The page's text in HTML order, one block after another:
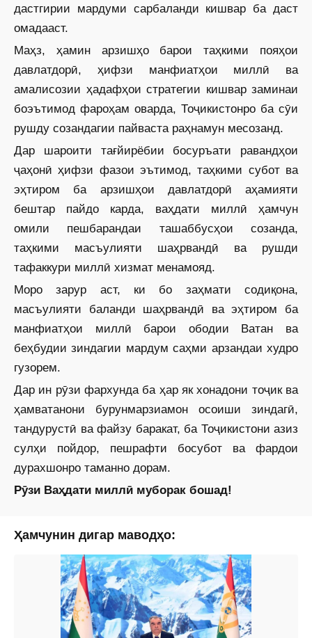
дастгирии мардуми сарбаланди кишвар ба даст
омадааст.
Маҳз, ҳамин арзишҳо барои таҳкими пояҳои
давлатдорӣ, ҳифзи манфиатҳои миллӣ ва
амалисозии ҳадафҳои стратегии кишвар заминаи
боэътимод фароҳам оварда, Тоҷикистонро ба сӯи
рушду созандагии пайваста раҳнамун месозанд.
Дар шароити тағйирёбии босуръати раванд­ҳои
ҷаҳонӣ ҳифзи фазои эътимод, таҳкими субот ва
эҳтиром ба арзишҳои давлатдорӣ аҳамияти
бештар пайдо карда, ваҳдати миллӣ ҳамчун
омили пешбарандаи ташаббусҳои созанда,
таҳкими масъулияти шаҳрвандӣ ва рушди
тафаккури миллӣ хизмат менамояд.
Моро зарур аст, ки бо заҳмати содиқона,
масъулияти баланди шаҳрвандӣ ва эҳтиром ба
манфиатҳои миллӣ барои ободии Ватан ва
беҳбудии зиндагии мардум саҳми арзандаи худро
гузорем.
Дар ин рӯзи фархунда ба ҳар як хонадони тоҷик ва
ҳамватанони бурунмарзиамон осоиши зиндагӣ,
тандурустӣ ва файзу баракат, ба Тоҷикистони азиз
сулҳи пойдор, пешрафти босубот ва фардои
дурахшонро таманно дорам.
Рӯзи Ваҳдати миллӣ муборак бошад!
Ҳамчунин дигар маводҳо: